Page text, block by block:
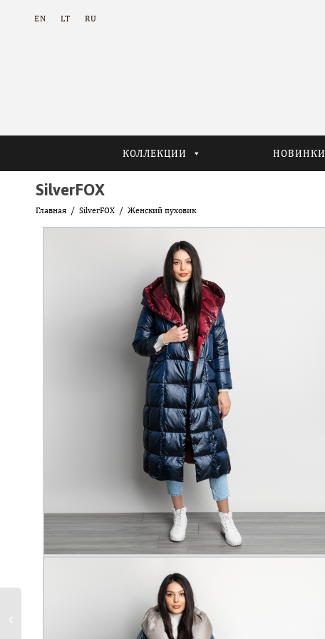
EN LT RU
КОЛЛЕКЦИИ НОВИНКИ
SilverFOX
Главная SilverFOX Женский пуховик